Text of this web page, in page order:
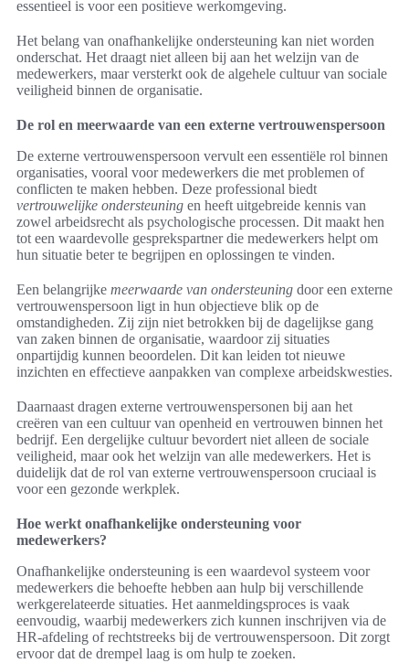
essentieel is voor een positieve werkomgeving.
Het belang van onafhankelijke ondersteuning kan niet worden
onderschat. Het draagt niet alleen bij aan het welzijn van de
medewerkers, maar versterkt ook de algehele cultuur van sociale
veiligheid binnen de organisatie.
De rol en meerwaarde van een externe vertrouwenspersoon
De externe vertrouwenspersoon vervult een essentiële rol binnen
organisaties, vooral voor medewerkers die met problemen of
conflicten te maken hebben. Deze professional biedt
vertrouwelijke ondersteuning en heeft uitgebreide kennis van
zowel arbeidsrecht als psychologische processen. Dit maakt hen
tot een waardevolle gesprekspartner die medewerkers helpt om
hun situatie beter te begrijpen en oplossingen te vinden.
Een belangrijke meerwaarde van ondersteuning door een externe
vertrouwenspersoon ligt in hun objectieve blik op de
omstandigheden. Zij zijn niet betrokken bij de dagelijkse gang
van zaken binnen de organisatie, waardoor zij situaties
onpartijdig kunnen beoordelen. Dit kan leiden tot nieuwe
inzichten en effectieve aanpakken van complexe arbeidskwesties.
Daarnaast dragen externe vertrouwenspersonen bij aan het
creëren van een cultuur van openheid en vertrouwen binnen het
bedrijf. Een dergelijke cultuur bevordert niet alleen de sociale
veiligheid, maar ook het welzijn van alle medewerkers. Het is
duidelijk dat de rol van externe vertrouwenspersoon cruciaal is
voor een gezonde werkplek.
Hoe werkt onafhankelijke ondersteuning voor
medewerkers?
Onafhankelijke ondersteuning is een waardevol systeem voor
medewerkers die behoefte hebben aan hulp bij verschillende
werkgerelateerde situaties. Het aanmeldingsproces is vaak
eenvoudig, waarbij medewerkers zich kunnen inschrijven via de
HR-afdeling of rechtstreeks bij de vertrouwenspersoon. Dit zorgt
ervoor dat de drempel laag is om hulp te zoeken.